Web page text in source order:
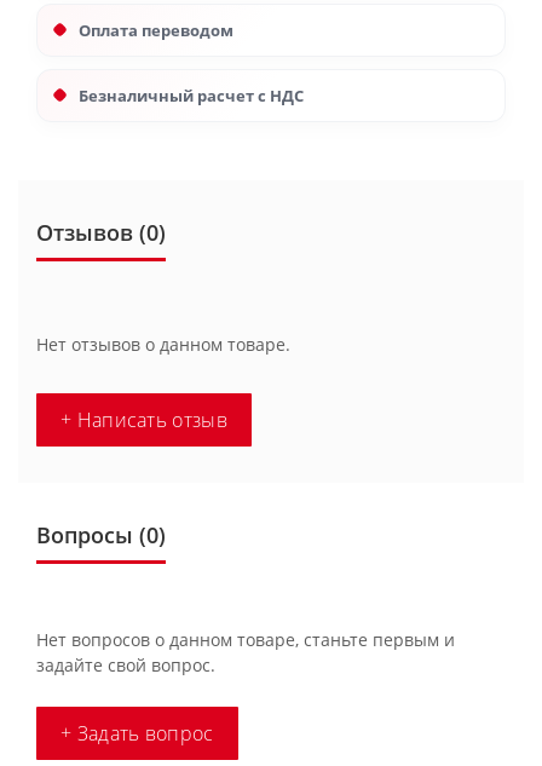
Оплата переводом
Безналичный расчет с НДС
Отзывов (0)
Нет отзывов о данном товаре.
+ Написать отзыв
Вопросы (0)
Нет вопросов о данном товаре, станьте первым и
задайте свой вопрос.
+ Задать вопрос